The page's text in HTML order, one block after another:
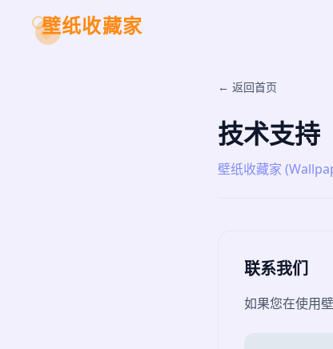
壁纸收藏家
← 返回首页
技术支持
壁纸收藏家
联系我们
如果您在使用